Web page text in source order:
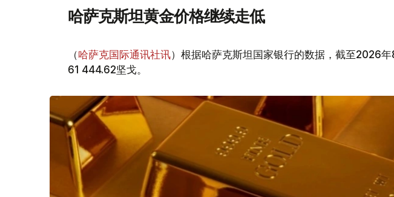
哈萨克斯坦黄金价格继续走低
（哈萨克国际通讯社讯）根据哈萨克斯坦国家银行的数据，截至2026
61 444.62坚戈。